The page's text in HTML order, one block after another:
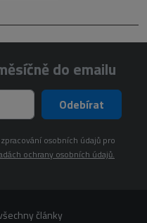
do emailu
Odebírat
osobních údajů pro
ochrany osobních údajů.
články